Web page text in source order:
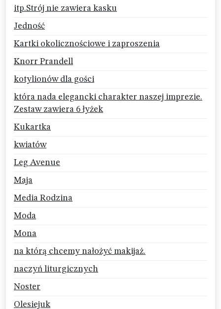
itp.Strój nie zawiera kasku
Jedność
Kartki okolicznościowe i zaproszenia
Knorr Prandell
kotylionów dla gości
która nada elegancki charakter naszej imprezie.
Zestaw zawiera 6 łyżek
Kukartka
kwiatów
Leg Avenue
Maja
Media Rodzina
Moda
Mona
na którą chcemy nałożyć makijaż.
naczyń liturgicznych
Noster
Olesiejuk